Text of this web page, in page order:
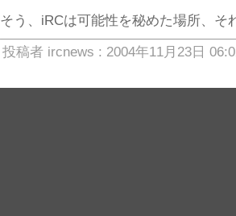
そう、iRCは可能性を秘めた場所、
投稿者 ircnews : 2004年11月23日